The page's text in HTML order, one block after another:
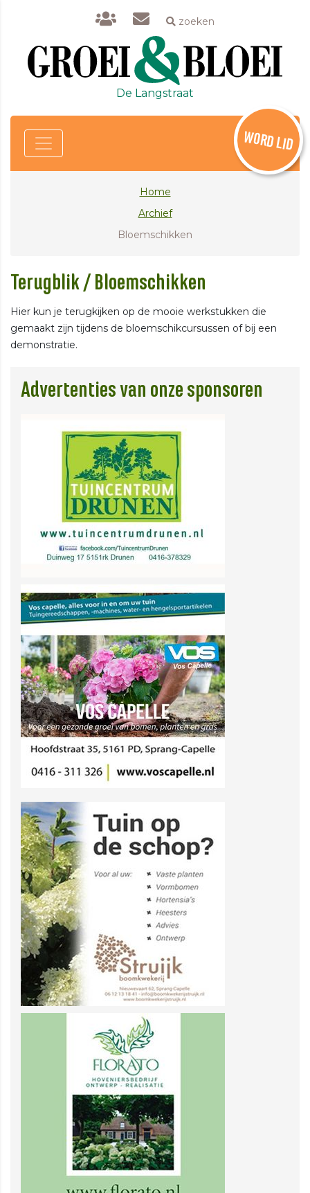
zoeken
De Langstraat
WORD LID
Home
Archief
Bloemschikken
Terugblik / Bloemschikken
Hier kun je terugkijken op de mooie werkstukken die
gemaakt zijn tijdens de bloemschikcursussen of bij een
demonstratie.
Advertenties van onze sponsoren